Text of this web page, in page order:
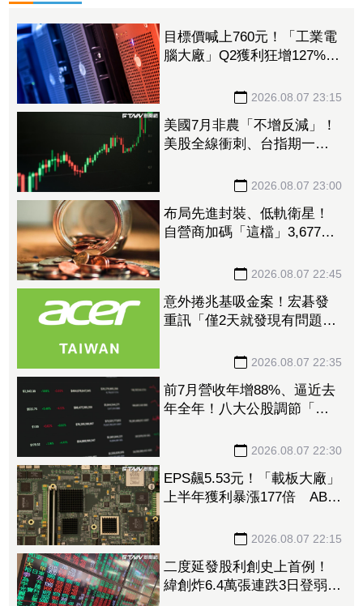
目標價喊上760元！「工業電
腦大廠」Q2獲利狂增127%
2026.08.07 23:15
美國7月非農「不增反減」！
美股全線衝刺、台指期一度
2026.08.07 23:00
布局先進封裝、低軌衛星！
自營商加碼「這檔」3,677萬
2026.08.07 22:45
意外捲兆基吸金案！宏碁發
重訊「僅2天就發現有問題」
2026.08.07 22:35
前7月營收年增88%、逼近去
年全年！八大公股調節「這
2026.08.07 22:30
EPS飆5.53元！「載板大廠」
上半年獲利暴漲177倍 ABF
2026.08.07 22:15
二度延發股利創史上首例！
緯創炸6.4萬張連跌3日登弱勢